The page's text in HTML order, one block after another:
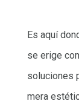
Es aquí
se erige
soluciones
mera